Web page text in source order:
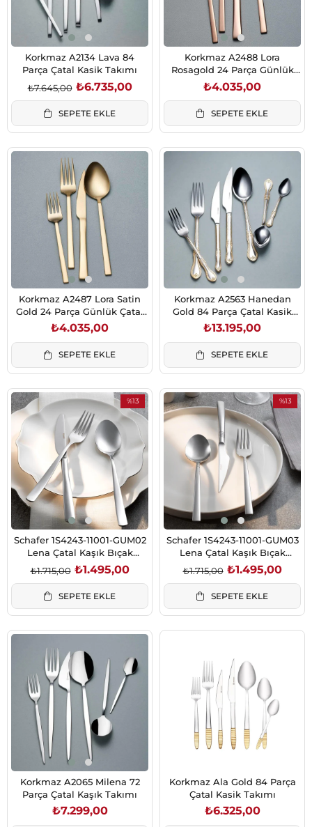
Korkmaz A2134 Lava 84
Parça Çatal Kasik Takımı
₺6.735,00
₺7.645,00
SEPETE EKLE
Korkmaz A2488 Lora
Rosagold 24 Parça Günlük
Çatal Bıçak Takımı
₺4.035,00
SEPETE EKLE
Korkmaz A2487 Lora Satin
Gold 24 Parça Günlük Çatal
Bıçak Takımı
₺4.035,00
SEPETE EKLE
Korkmaz A2563 Hanedan
Gold 84 Parça Çatal Kasik
Takımı
₺13.195,00
SEPETE EKLE
%13
İndirim
%13İndirim
Schafer 1S4243-11001-GUM02
Lena Çatal Kaşık Bıçak
Takımı-18 Parça
₺1.495,00
₺1.715,00
SEPETE EKLE
%13
İndirim
%13İndirim
Schafer 1S4243-11001-GUM03
Lena Çatal Kaşık Bıçak
Takımı-18 Parça
₺1.495,00
₺1.715,00
SEPETE EKLE
Korkmaz A2065 Milena 72
Parça Çatal Kaşık Takımı
₺7.299,00
Korkmaz Ala Gold 84 Parça
Çatal Kasik Takımı
₺6.325,00